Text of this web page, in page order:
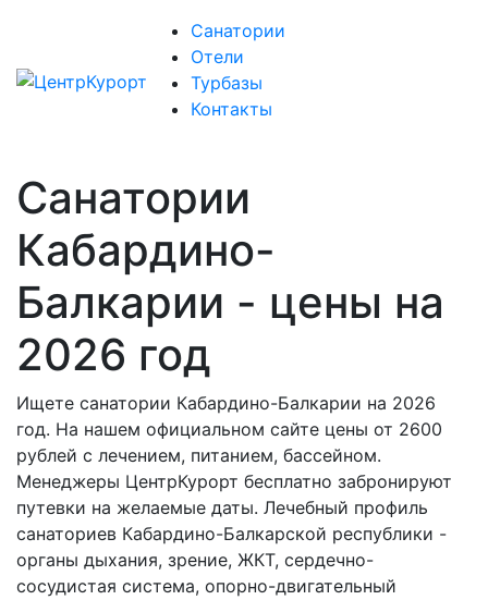
Санатории
Отели
Турбазы
Контакты
Санатории
Кабардино-
Балкарии - цены на
2026 год
Ищете санатории Кабардино-Балкарии на 2026
год. На нашем официальном сайте цены от 2600
рублей с лечением, питанием, бассейном.
Менеджеры ЦентрКурорт бесплатно забронируют
путевки на желаемые даты. Лечебный профиль
санаториев Кабардино-Балкарской республики -
органы дыхания, зрение, ЖКТ, сердечно-
сосудистая система, опорно-двигательный